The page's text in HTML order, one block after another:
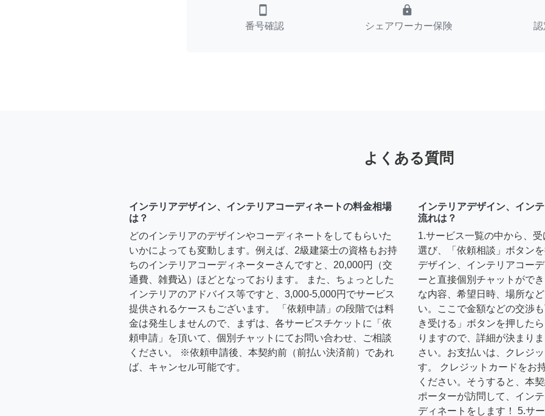
smartphone
番号確認
lock
シェアワーカー保険
よくある質問
インテリアデザイン、インテリアコーディネートの料金相場
は？
どのインテリアのデザインやコーディネートをしてもらいた
いかによっても変動します。例えば、2級建築士の資格もお持
ちのインテリアコーディネーターさんですと、20,000円（交
通費、雑費込）ほどとなっております。 また、ちょっとした
インテリアのアドバイス等ですと、3,000-5,000円でサービス
提供されるケースもございます。 「依頼申請」の段階では料
金は発生しませんので、まずは、各サービスチケットに「依
頼申請」を頂いて、個別チャットにてお問い合わせ、ご相談
ください。 ※依頼申請後、本契約前（前払い決済前）であれ
ば、キャンセル可能です。
インテリアデザイン、イン
流れは？
1.サービス一覧の中から、
選び、「依頼相談」ボタン
デザイン、インテリアコー
ーと直接個別チャットがで
な内容、希望日時、場所な
い。ここで金額などの交渉
き受ける」ボタンを押した
りますので、詳細が決まり
さい。お支払いは、クレジ
す。 クレジットカードをお
ください。そうすると、本
ポーターが訪問して、イン
ディネートをします！ 5.サ